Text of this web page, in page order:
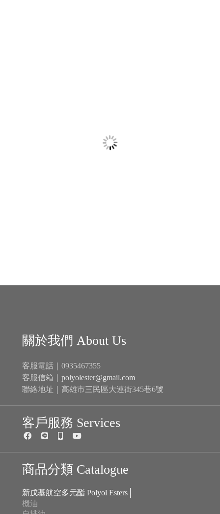
關於我們 About Us
客服電話｜0935467355
客服信箱｜ polyolester@gmail.com
聯絡地址｜高雄市三民區大連街345巷6號
客戶服務 Services
商品分類 Catalogue
新戊基航空多元酯 Polyol Esters│
機油